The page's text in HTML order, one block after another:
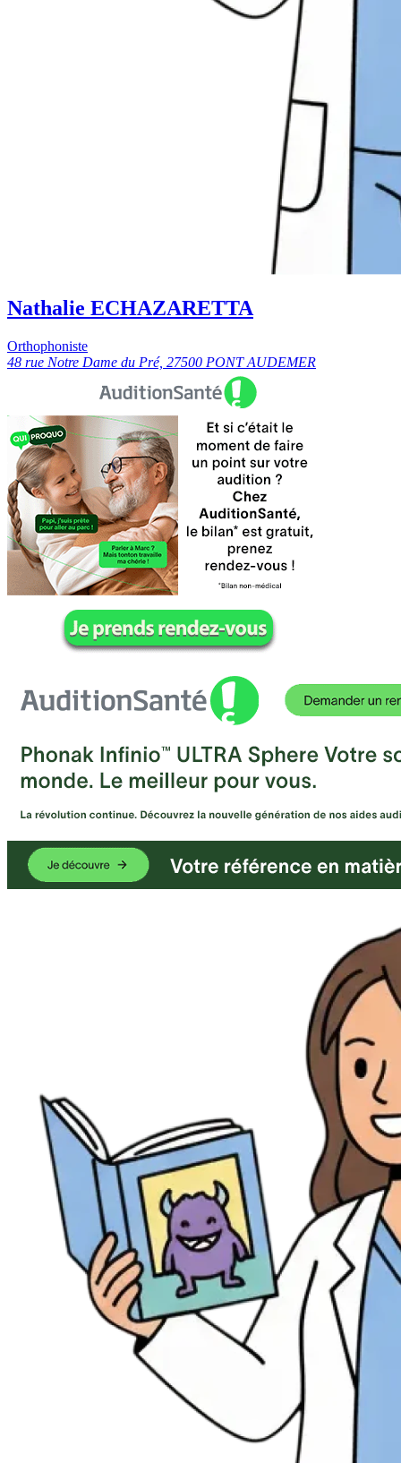
Nathalie ECHAZARETTA
Orthophoniste
48 rue Notre Dame du Pré, 27500 PONT AUDEMER